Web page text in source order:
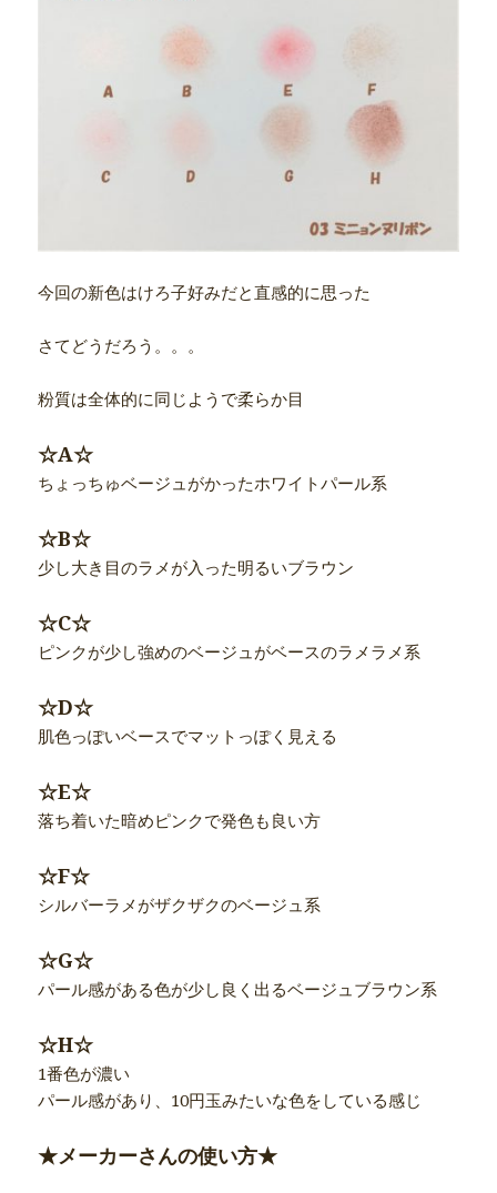
今回の新色はけろ子好みだと直感的に思った
さてどうだろう。。。
粉質は全体的に同じようで柔らか目
☆A☆
ちょっちゅベージュがかったホワイトパール系
☆B☆
少し大き目のラメが入った明るいブラウン
☆C☆
ピンクが少し強めのベージュがベースのラメラメ系
☆D☆
肌色っぽいベースでマットっぽく見える
☆E☆
落ち着いた暗めピンクで発色も良い方
☆F☆
シルバーラメがザクザクのベージュ系
☆G☆
パール感がある色が少し良く出るベージュブラウン系
☆H☆
1番色が濃い
パール感があり、10円玉みたいな色をしている感じ
★メーカーさんの使い方★